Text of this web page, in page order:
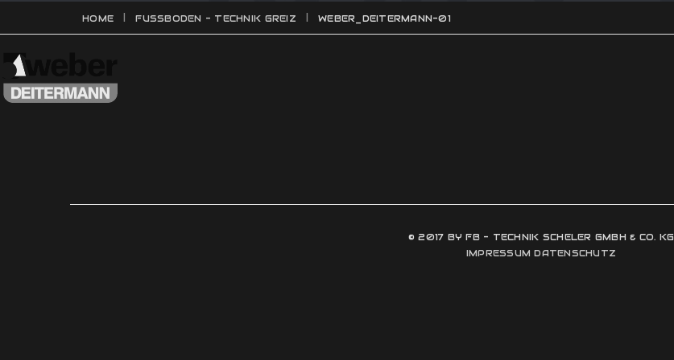
HOME FUSSBODEN - TECHNIK GREIZ WEBER_DEITERMANN-01
© 2017 BY FB - TECHNIK SCHELER GMBH & CO. KG
IMPRESSUM DATENSCHUTZ